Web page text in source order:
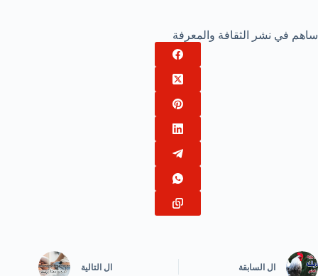
ساهم في نشر الثقافة والمعرفة
ال السابقة ال التالية